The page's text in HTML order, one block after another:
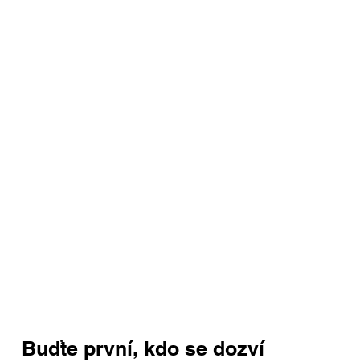
Buďte první, kdo se dozví